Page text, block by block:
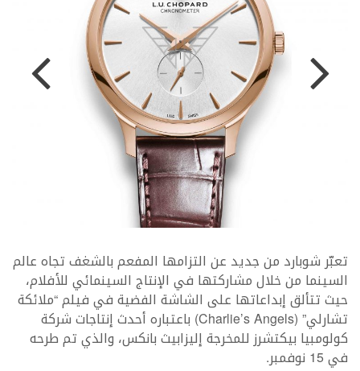
تعبّر شوبارد من جديد عن التزامها المفعم بالشغف تجاه عالم
السينما من خلال مشاركتها في الإنتاج السينمائي للأفلام،
حيث تتألق إبداعاتها على الشاشة الفضية في فيلم “ملائكة
تشارلي” (Charlie’s Angels) باعتباره أحدث إنتاجات شركة
كولومبيا بيكتشرز للمخرجة إليزابيث بانكس، والذي تم طرحه
في 15 نوفمبر.